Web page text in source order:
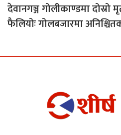
देवानगञ्ज गोलीकाण्डमा दोस्रो
फैलियोः गोलबजारमा